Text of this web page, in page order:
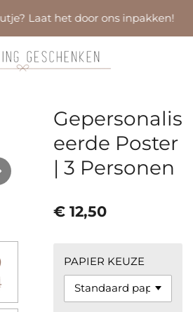
Laat het door ons inpakken!
Gepersonalis
eerde Poster
| 3 Personen
€ 12,50
PAPIER KEUZE